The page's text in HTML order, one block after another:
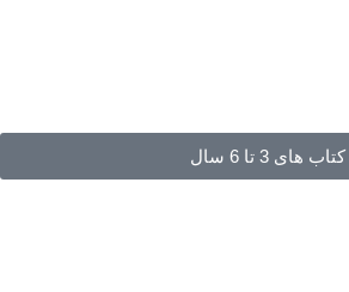
کتاب های 3 تا 6 سال